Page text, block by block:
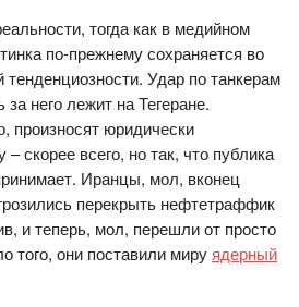
тогда как в медийном
по-прежнему сохраняется во
Удар по танкерам
него лежит на Тегеране.
произносят юридически
скорее всего, но так, что публика
Иранцы, мол, вконец
перекрыть нефтетраффик
и теперь, мол, перешли от просто
того, они поставили мируядерный